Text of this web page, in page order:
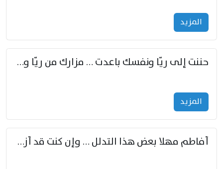
المزید
حننت إلى ريّا ونفسك باعدت … مزارك من ريّا وشعباكما معا
المزید
أفاطم مهلا بعض هذا التدلل … وإن كنت قد أزمعت صرمي فأجملي